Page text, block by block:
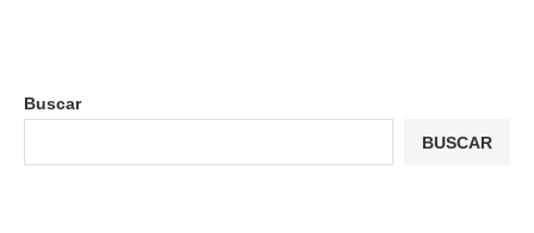
Buscar
BUSCAR